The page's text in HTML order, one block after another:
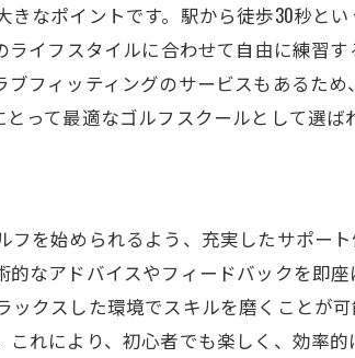
ベルアップ
しめる
した練習環境
をチェック
スンの理由
料金設定
なポイントです。駅から徒歩30秒と
イフスタイルに合わせて自由に練習
フィッティングのサービスもあるた
って最適なゴルフスクールとして選ば
を始められるよう、充実したサポー
なアドバイスやフィードバックを即
クスした環境でスキルを磨くことが
れにより、初心者でも楽しく、効率